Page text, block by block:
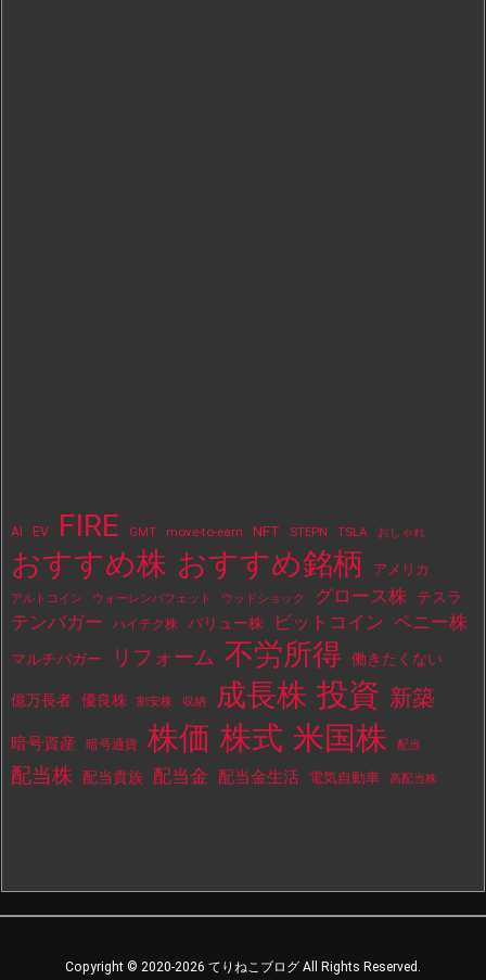
AI EV FIRE GMT move-to-earn NFT STEPN TSLA おしゃれ
おすすめ株 おすすめ銘柄 アメリカ
アルトコイン ウォーレンバフェット ウッドショック グロース株 テスラ
テンバガー ハイテク株 バリュー株 ビットコイン ペニー株
マルチバガー リフォーム 不労所得 働きたくない
億万長者 優良株 割安株 収納 成長株 投資 新築
暗号資産 暗号通貨 株価 株式 米国株 配当
配当株 配当貴族 配当金 配当金生活 電気自動車 高配当株
Copyright © 2020-2026 てりねこブログ All Rights Reserved.